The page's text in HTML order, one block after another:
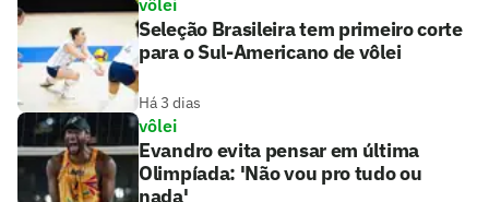
vôlei
Seleção Brasileira tem primeiro corte
para o Sul-Americano de vôlei
Há 3 dias
vôlei
Evandro evita pensar em última
Olimpíada: 'Não vou pro tudo ou
nada'